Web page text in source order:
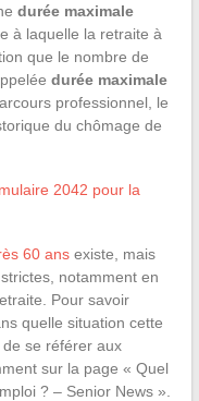
durée maximale
à laquelle la retraite à
que le nombre de
durée maximale
professionnel, le
du chômage de
2042 pour la
60 ansexiste, mais
notamment en
Pour savoir
quelle situation cette
de se référer aux
sur la page « Quel
? – Senior News ».